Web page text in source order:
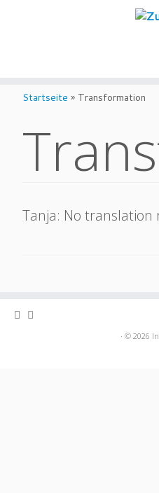
InhaltStartseite » Transformation
Tanja: No
· © 2026